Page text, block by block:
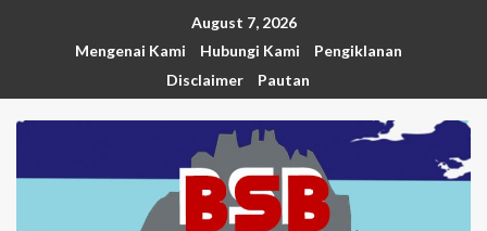
August 7, 2026
Mengenai Kami
Hubungi Kami
Pengiklanan
Disclaimer
Pautan